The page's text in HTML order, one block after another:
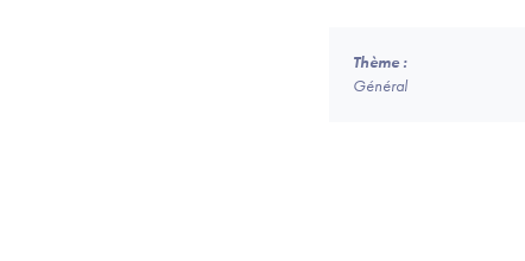
Thème :
Général